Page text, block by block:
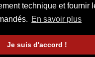
technique et fournir
En savoir plus
Je suis d'accord !